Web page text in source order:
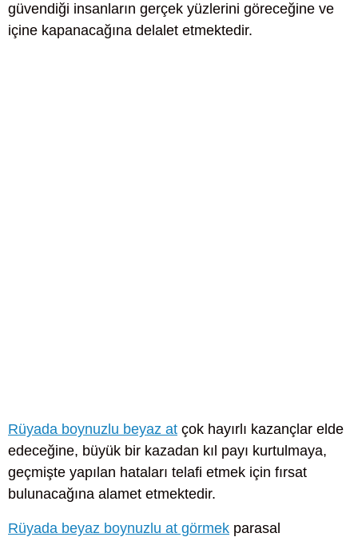
güvendiği insanların gerçek yüzlerini göreceğine ve
içine kapanacağına delalet etmektedir.
Rüyada boynuzlu beyaz at çok hayırlı kazançlar elde
edeceğine, büyük bir kazadan kıl payı kurtulmaya,
geçmişte yapılan hataları telafi etmek için fırsat
bulunacağına alamet etmektedir.
Rüyada beyaz boynuzlu at görmek parasal